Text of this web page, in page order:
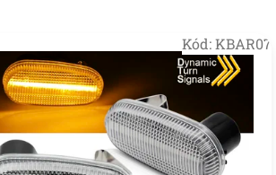
Kód:KBAR07